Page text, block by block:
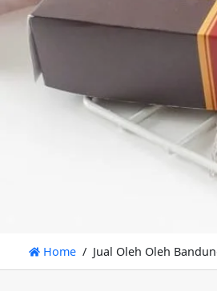
Home Jual Oleh Oleh